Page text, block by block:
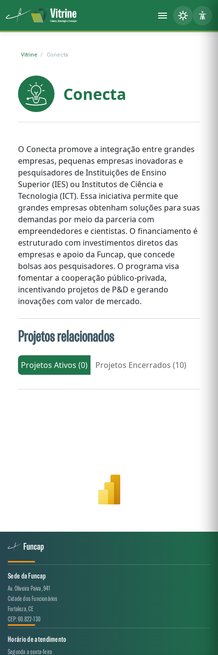
Vitrine Conecta
Conecta
O Conecta promove a integração entre grandes
empresas, pequenas empresas inovadoras e
pesquisadores de Instituições de Ensino
Superior (IES) ou Institutos de Ciência e
Tecnologia (ICT). Essa iniciativa permite que
grandes empresas obtenham soluções para suas
demandas por meio da parceria com
empreendedores e cientistas. O financiamento é
estruturado com investimentos diretos das
empresas e apoio da Funcap, que concede
bolsas aos pesquisadores. O programa visa
fomentar a cooperação público-privada,
incentivando projetos de P&D e gerando
inovações com valor de mercado.
Projetos relacionados
Projetos Ativos (0) Projetos Encerrados (10)
Sede da Funcap
Av. Oliveira Paiva, 941
Cidade dos Funcionários
Fortaleza, CE
CEP: 60.822-130
Horário de atendimento
Segunda a sexta-feira